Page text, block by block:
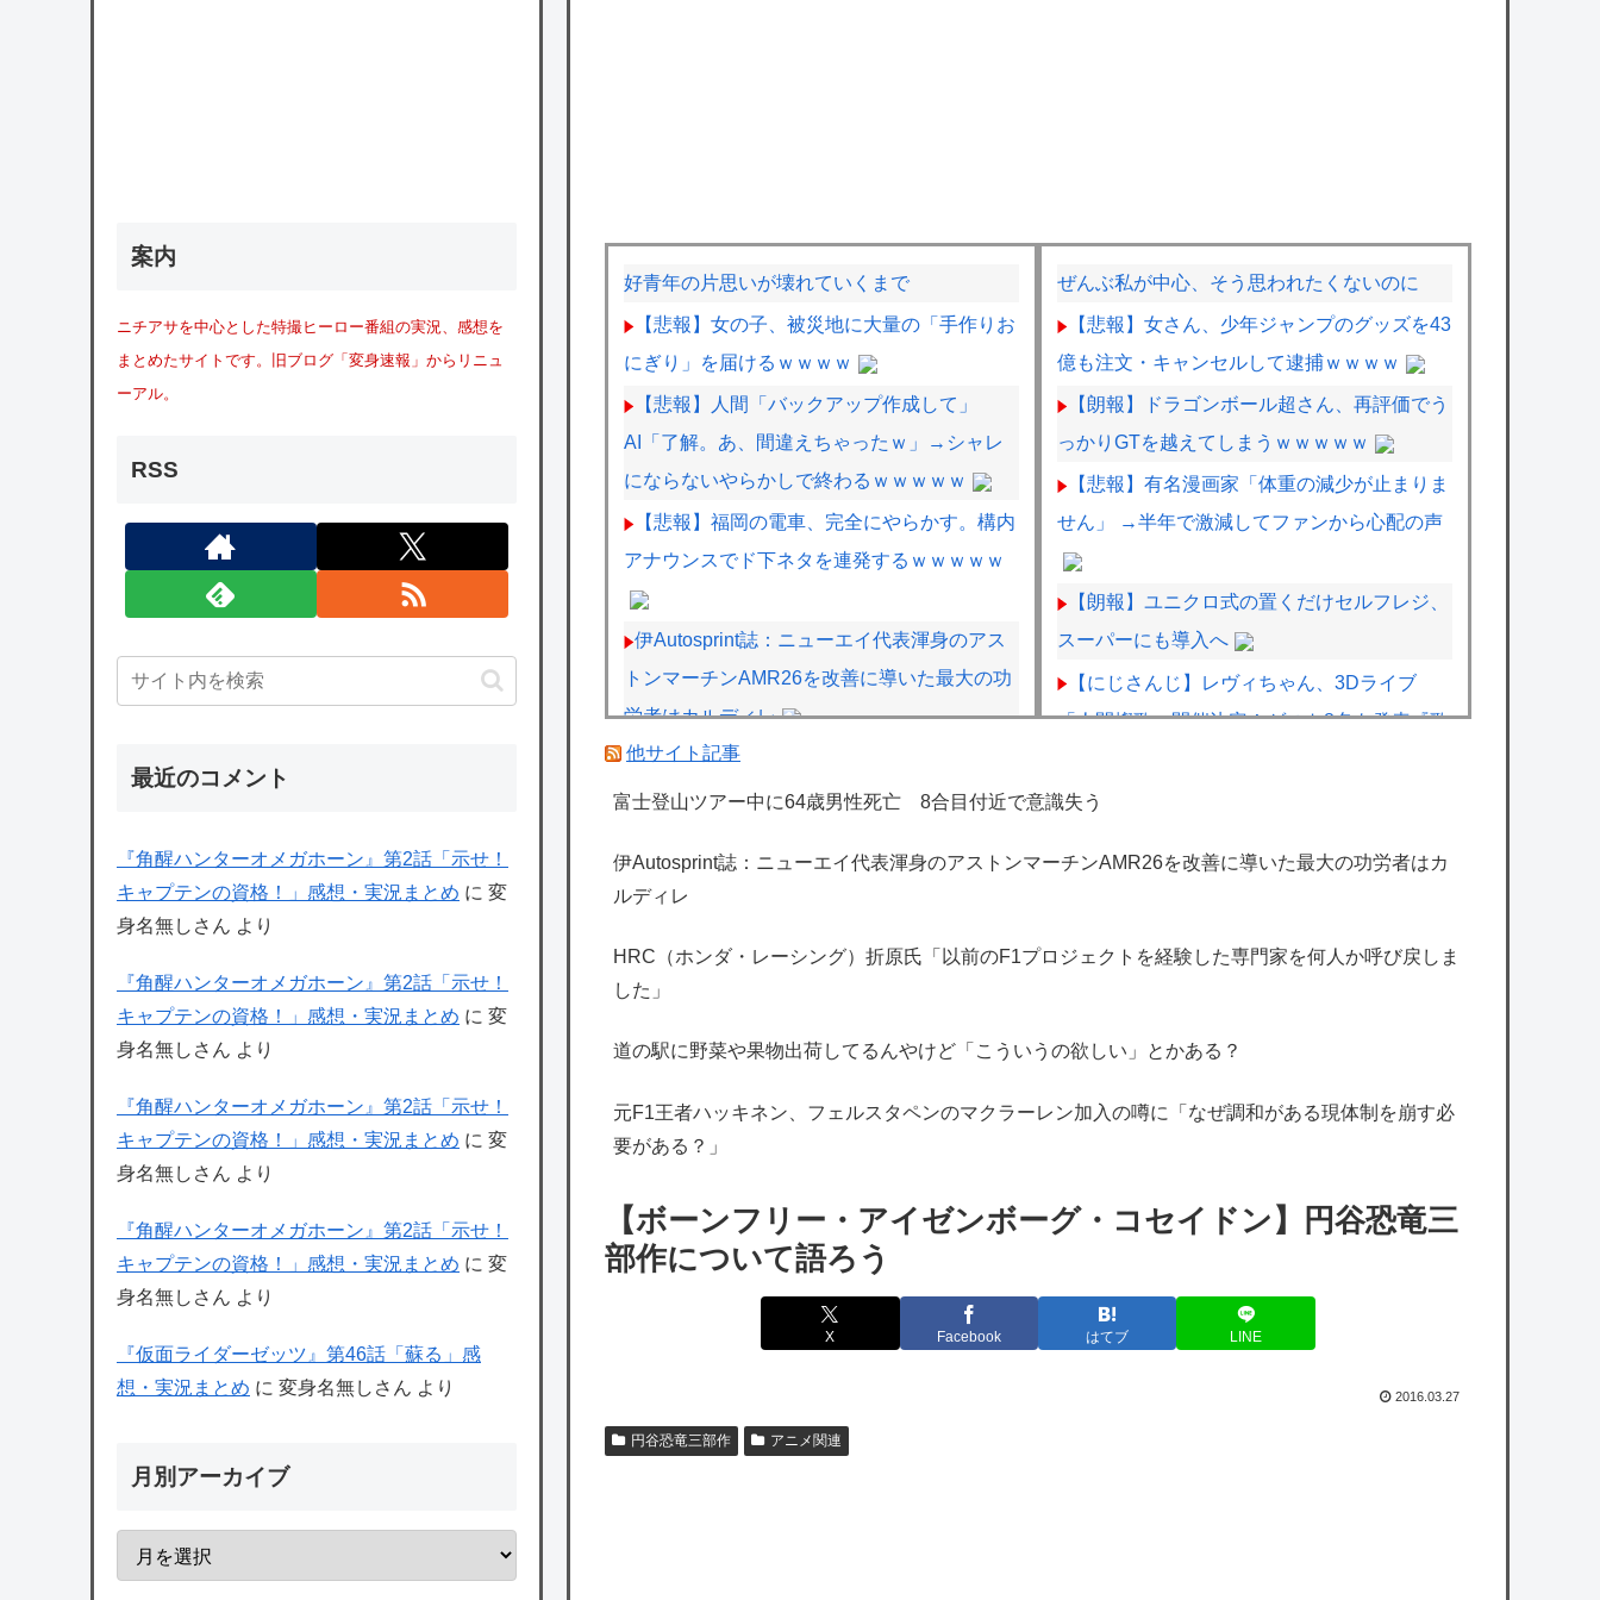
好青年の片思いが壊れていくまで
【悲報】女の子、被災地に大量の「手作りお
にぎり」を届けるｗｗｗｗ
【悲報】人間「バックアップ作成して」
AI「了解。あ、間違えちゃったｗ」→シャレ
にならないやらかしで終わるｗｗｗｗｗ
【悲報】福岡の電車、完全にやらかす。構内
アナウンスでド下ネタを連発するｗｗｗｗｗ
伊Autosprint誌：ニューエイ代表渾身のアス
トンマーチンAMR26を改善に導いた最大の功
労者はカルディレ
元F1王者ハッキネン、フェルスタペンのマ
クラーレン加入の噂に「なぜ調和がある現体
今iPhone 17 Pro Max買うってあり？
眠ってる間に飼い主の顔とかを舐めたりして
るから、菌が感染して人間が病気になるらし
出たあの親日経営者に海外が大騒ぎ
海外「勘弁して！」米国人が最も恐れる日本
韓国人「実は日本経済を支えて生かしている
のは韓国人である理由がこちら…」→「日本
も感謝してるらしい…（ﾌﾞﾙﾌﾞﾙ」＝韓国の反
本地震直後の日本の対応のスピードに世界が
ぜんぶ私が中心、そう思われたくないのに
【悲報】女さん、少年ジャンプのグッズを43
億も注文・キャンセルして逮捕ｗｗｗｗ
【朗報】ドラゴンボール超さん、再評価でう
っかりGTを越えてしまうｗｗｗｗｗ
【悲報】有名漫画家「体重の減少が止まりま
せん」 →半年で激減してファンから心配の声
【朗報】ユニクロ式の置くだけセルフレジ、
スーパーにも導入へ
【にじさんじ】レヴィちゃん、3Dライブ
「人間燦歌」開催決定！ゲスト8名も発表『歌
【8/18(火)21:00】
ついて教えてって配信してたけどさ
物語』を公開「発売元の会社が閉鎖している
うか？
だろうね
を出し始めた…！
【ミリマス】静香との出会いを存在しない記
他サイト記事
富士登山ツアー中に64歳男性死亡 8合目付近で意識失う
伊Autosprint誌：ニューエイ代表渾身のアストンマーチンAMR26を改善に導いた最大の功労者はカ
ルディレ
HRC（ホンダ・レーシング）折原氏「以前のF1プロジェクトを経験した専門家を何人か呼び戻しま
した」
道の駅に野菜や果物出荷してるんやけど「こういうの欲しい」とかある？
元F1王者ハッキネン、フェルスタペンのマクラーレン加入の噂に「なぜ調和がある現体制を崩す必
要がある？」
【ボーンフリー・アイゼンボーグ・コセイドン】円谷恐竜三
部作について語ろう
X Facebook はてブ LINE
2016.03.27
円谷恐竜三部作 アニメ関連
案内
ニチアサを中心とした特撮ヒーロー番組の実況、感想を
まとめたサイトです。旧ブログ「変身速報」からリニュ
ーアル。
RSS
最近のコメント
『角醒ハンターオメガホーン』第2話「示せ！
キャプテンの資格！」感想・実況まとめ に 変
身名無しさん より
『角醒ハンターオメガホーン』第2話「示せ！
キャプテンの資格！」感想・実況まとめ に 変
身名無しさん より
『角醒ハンターオメガホーン』第2話「示せ！
キャプテンの資格！」感想・実況まとめ に 変
身名無しさん より
『角醒ハンターオメガホーン』第2話「示せ！
キャプテンの資格！」感想・実況まとめ に 変
身名無しさん より
『仮面ライダーゼッツ』第46話「蘇る」感
想・実況まとめ に 変身名無しさん より
月別アーカイブ